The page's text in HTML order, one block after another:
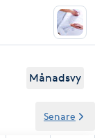
Månadsvy
Senare